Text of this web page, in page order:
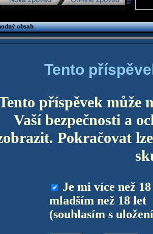
obsah
Tento
příspěvek může
Vaší bezpečnosti a
Pokračovat
Je mi více než
mladším než 18 let
(souhlasím s